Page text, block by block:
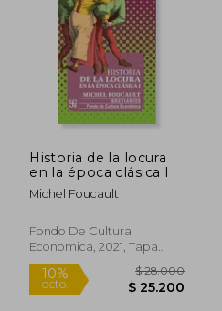
Historia de la locura
en la época clásica I
Michel Foucault
Fondo De Cultura
Economica, 2021, Tapa
Blanda, Nuevo